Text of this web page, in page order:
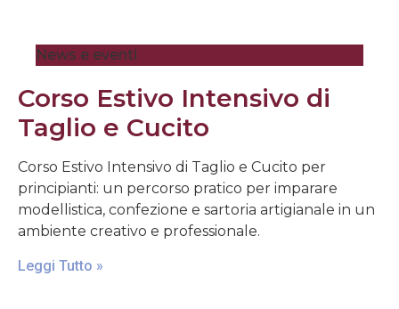
News e eventi
Corso Estivo Intensivo di
Taglio e Cucito
Corso Estivo Intensivo di Taglio e Cucito per
principianti: un percorso pratico per imparare
modellistica, confezione e sartoria artigianale in un
ambiente creativo e professionale.
Leggi Tutto »